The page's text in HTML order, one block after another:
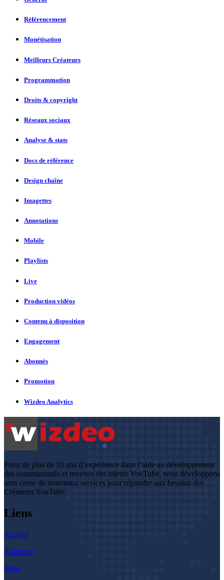
Référencement
Monétisation
Meilleurs Créateurs
Programmation
Droits & copyright
Réseaux sociaux
Analyse & stats
Docs de référence
Design chaîne
Imagettes
Annotations
Mobile
Playlists
Live
Production vidéos
Contenu à disposition
Engagement
Abonnés
Promotion
Wizdeo Analytics
Forts de plus de 10 ans d’expérience dans l’aide au développement
des communautés et revenus des talents YouTube, nous développons
sans cesse de nouveaux services pour répondre aux besoins des
Créateurs YouTube.
Liens
Accueil
A propos
Blog